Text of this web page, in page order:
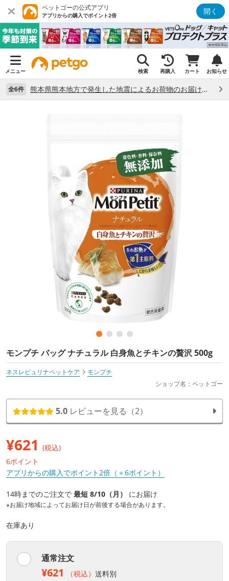
ペットゴーの公式アプリ
アプリからの購入でポイント2倍 開く
メニュー 検索 再購入 カート お知らせ
全6件 熊本県熊本地方で発生した地震によるお荷物のお届け状況について （7/28）
モンプチ バッグ ナチュラル 白身魚とチキンの贅沢 500g
ネスレピュリナペットケア
モンプチ
ショップ名：ペットゴー
5.0 レビューを見る（2）
¥621 (税込)
6ポイント
アプリからの購入でポイント2倍（＋6ポイント）
14時までのご注文で 最短 8/10（月） にお届け
※お届け地域によってお届け日が前後する場合があります。
在庫あり
通常注文
¥621 （税込） 送料別